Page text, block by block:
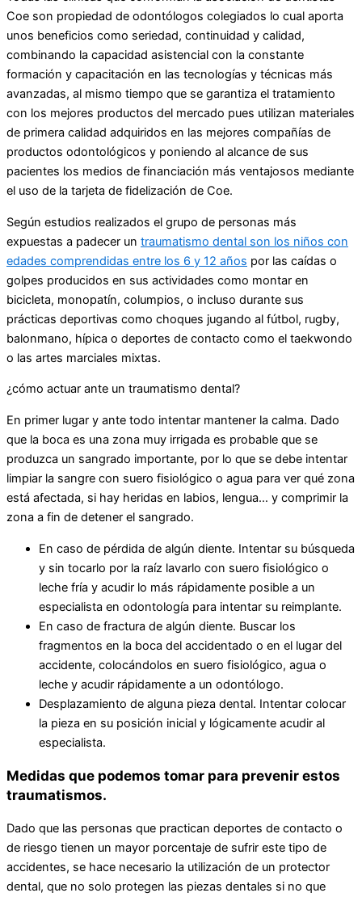
Coe son propiedad de odontólogos colegiados lo cual aporta
unos beneficios como seriedad, continuidad y calidad,
combinando la capacidad asistencial con la constante
formación y capacitación en las tecnologías y técnicas más
avanzadas, al mismo tiempo que se garantiza el tratamiento
con los mejores productos del mercado pues utilizan materiales
de primera calidad adquiridos en las mejores compañías de
productos odontológicos y poniendo al alcance de sus
pacientes los medios de financiación más ventajosos mediante
el uso de la tarjeta de fidelización de Coe.
Según estudios realizados el grupo de personas más
expuestas a padecer un traumatismo dental son los niños con
edades comprendidas entre los 6 y 12 años por las caídas o
golpes producidos en sus actividades como montar en
bicicleta, monopatín, columpios, o incluso durante sus
prácticas deportivas como choques jugando al fútbol, rugby,
balonmano, hípica o deportes de contacto como el taekwondo
o las artes marciales mixtas.
¿cómo actuar ante un traumatismo dental?
En primer lugar y ante todo intentar mantener la calma. Dado
que la boca es una zona muy irrigada es probable que se
produzca un sangrado importante, por lo que se debe intentar
limpiar la sangre con suero fisiológico o agua para ver qué zona
está afectada, si hay heridas en labios, lengua… y comprimir la
zona a fin de detener el sangrado.
En caso de pérdida de algún diente. Intentar su búsqueda
y sin tocarlo por la raíz lavarlo con suero fisiológico o
leche fría y acudir lo más rápidamente posible a un
especialista en odontología para intentar su reimplante.
En caso de fractura de algún diente. Buscar los
fragmentos en la boca del accidentado o en el lugar del
accidente, colocándolos en suero fisiológico, agua o
leche y acudir rápidamente a un odontólogo.
Desplazamiento de alguna pieza dental. Intentar colocar
la pieza en su posición inicial y lógicamente acudir al
especialista.
Medidas que podemos tomar para prevenir estos
traumatismos.
Dado que las personas que practican deportes de contacto o
de riesgo tienen un mayor porcentaje de sufrir este tipo de
accidentes, se hace necesario la utilización de un protector
dental, que no solo protegen las piezas dentales si no que